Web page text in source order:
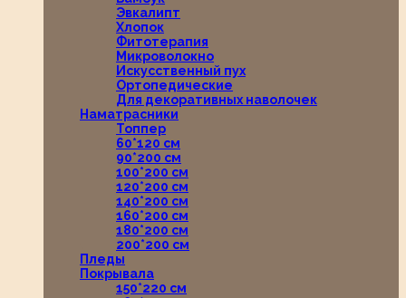
Эвкалипт
Хлопок
Фитотерапия
Микроволокно
Искусственный пух
Ортопедические
Для декоративных наволочек
Наматрасники
Топпер
60*120 см
90*200 см
100*200 см
120*200 см
140*200 см
160*200 см
180*200 см
200*200 см
Пледы
Покрывала
150*220 см